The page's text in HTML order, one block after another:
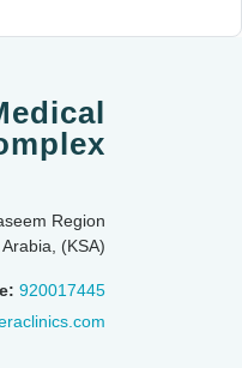
Region
(KSA)
920017445